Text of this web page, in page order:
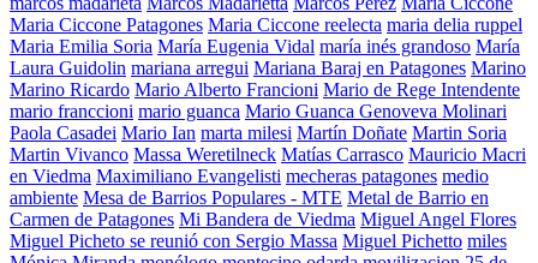
Maria Ciccone Patagones Maria Ciccone reelecta maria delia ruppel
Maria Emilia Soria María Eugenia Vidal maría inés grandoso María
Laura Guidolin mariana arregui Mariana Baraj en Patagones Marino
Marino Ricardo Mario Alberto Francioni Mario de Rege Intendente
mario franccioni mario guanca Mario Guanca Genoveva Molinari
Paola Casadei Mario Ian marta milesi Martín Doñate Martin Soria
Martin Vivanco Massa Weretilneck Matías Carrasco Mauricio Macri
en Viedma Maximiliano Evangelisti mecheras patagones medio
ambiente Mesa de Barrios Populares - MTE Metal de Barrio en
Carmen de Patagones Mi Bandera de Viedma Miguel Angel Flores
Miguel Picheto se reunió con Sergio Massa Miguel Pichetto miles